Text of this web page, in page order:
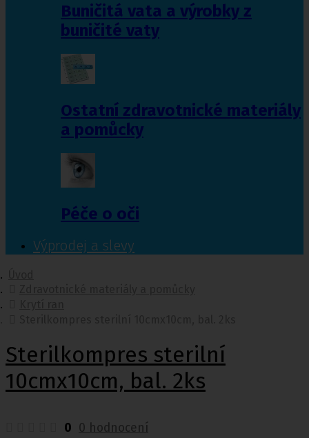
Buničitá vata a výrobky z
buničité vaty
Ostatní zdravotnické materiály
a pomůcky
Péče o oči
Výprodej a slevy
Sterilkompres sterilní
10cmx10cm, bal. 2ks
0 0 hodnocení